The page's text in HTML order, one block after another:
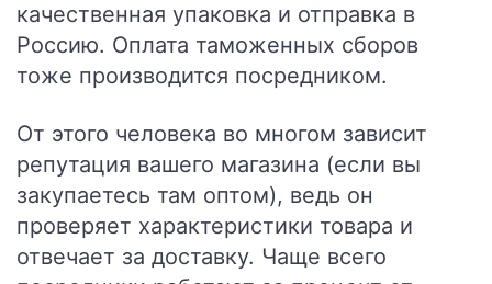
качественная упаковка и отправка в
Россию. Оплата таможенных сборов
тоже производится посредником.
От этого человека во многом зависит
репутация вашего магазина (если вы
закупаетесь там оптом), ведь он
проверяет характеристики товара и
отвечает за доставку. Чаще всего